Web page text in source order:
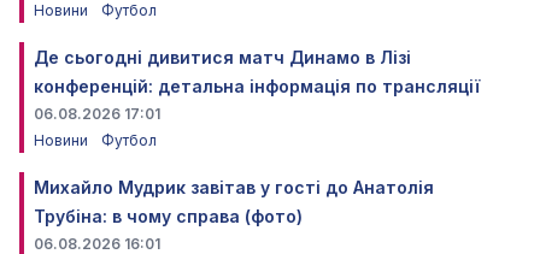
Новини
Футбол
Де сьогодні дивитися матч Динамо в Лізі
конференцій: детальна інформація по трансляції
06.08.2026 17:01
Новини
Футбол
Михайло Мудрик завітав у гості до Анатолія
Трубіна: в чому справа (фото)
06.08.2026 16:01